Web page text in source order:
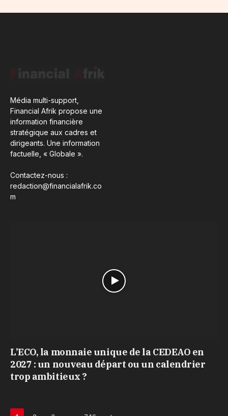
Média multi-support,
Financial Afrik propose une
information financière
stratégique aux cadres et
dirigeants. Une information
factuelle, « Globale ».
Contactez-nous :
redaction@financialafrik.co
m
L’ECO, la monnaie unique de la CEDEAO en
2027 : un nouveau départ ou un calendrier
trop ambitieux ?